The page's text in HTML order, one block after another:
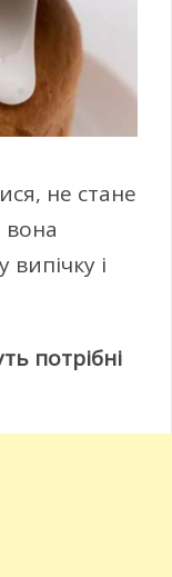
не стане
вона
і
потрібні